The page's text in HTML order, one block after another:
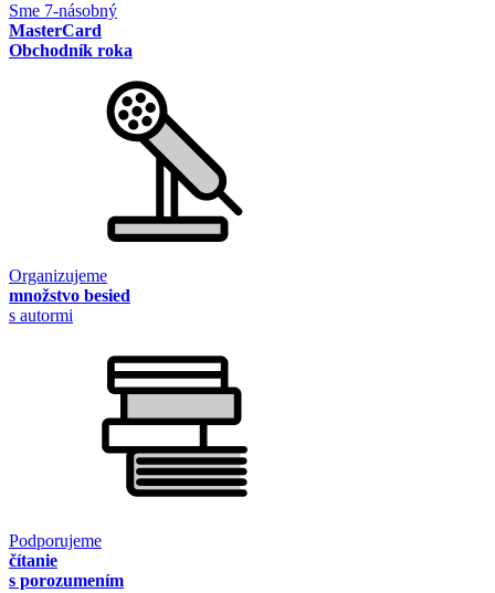
Sme 7-násobný
MasterCard
Obchodník roka
Organizujeme
množstvo besied
s autormi
Podporujeme
čítanie
s porozumením